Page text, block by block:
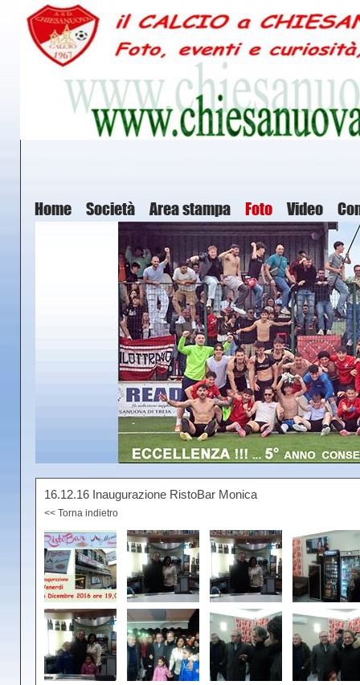
Home Società Area stampa Foto Video
16.12.16 Inaugurazione RistoBar Monica
<< Torna indietro